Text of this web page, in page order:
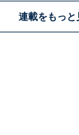
とする説が有
連載をもっと